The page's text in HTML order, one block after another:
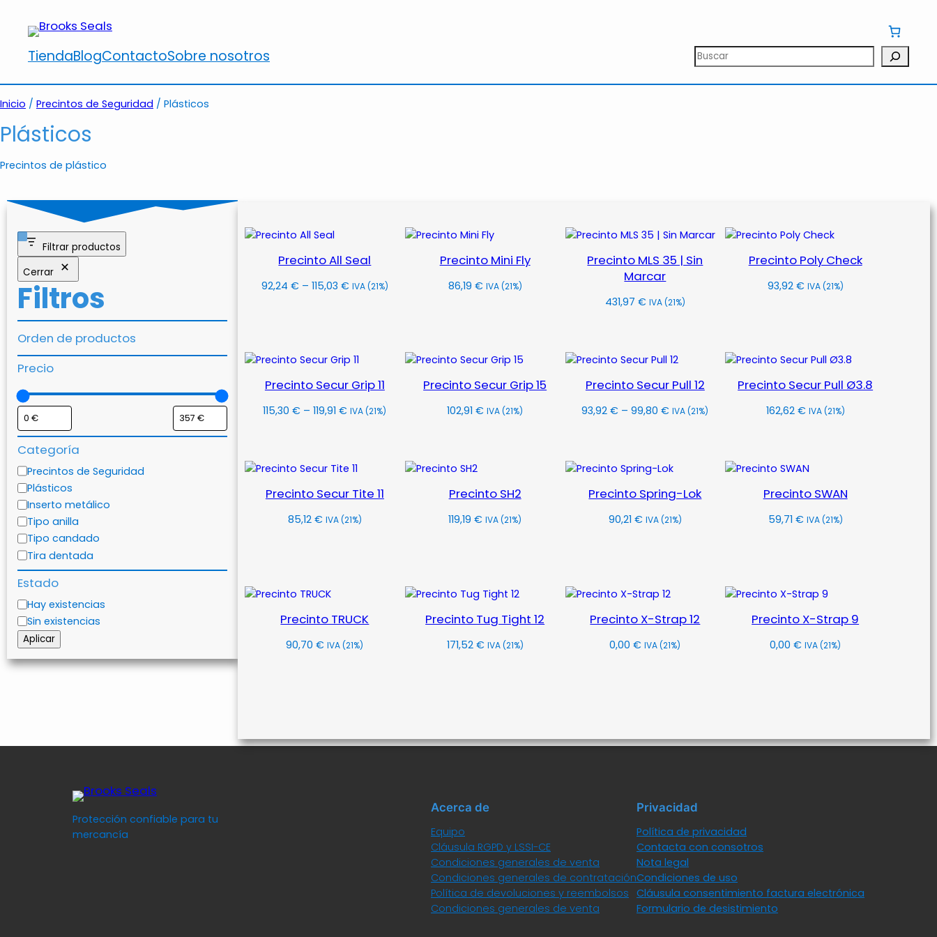
TiendaBlogContactoSobre nosotros Buscar
Inicio / Precintos de Seguridad / Plásticos
Plásticos
Precintos de plástico
Filtrar productos
Cerrar
Filtros
Orden de productos
Precio
Categoría
Categoría
Precintos de Seguridad
Plásticos
Inserto metálico
Tipo anilla
Tipo candado
Tira dentada
Estado
Estado
Hay existencias
Sin existencias
Aplicar
Precinto All Seal
92,24 € – 115,03 €Rango
hasta
115,03 €
IVA (21%)
Precinto Mini Fly
86,19 € IVA (21%)
Precinto MLS 35 | Sin
Marcar
431,97 € IVA (21%)
Precinto Poly Check
93,92 € IVA (21%)
Precinto Secur Grip 11
115,30€ – 119,91€Rango
115,30 €
hasta
119,91 €
IVA (21%)
Precinto Secur Grip 15
102,91€ IVA (21%)
Precinto Secur Pull 12
93,92€ – 99,80€Rango
93,92 €
hasta
99,80 €
IVA (21%)
Precinto Secur Pull Ø3.8
162,62 € IVA (21%)
Precinto Secur Tite 11
85,12 € IVA (21%)
Precinto SH2
119,19€ IVA (21%)
Precinto Spring-Lok
90,21 € IVA (21%)
Precinto SWAN
59,71 € IVA (21%)
Precinto TRUCK
90,70€ IVA (21%)
Precinto Tug Tight 12
171,52 € IVA (21%)
Precinto X-Strap 12
0,00€ IVA (21%)
Precinto X-Strap 9
0,00€ IVA (21%)
Protección confiable para tu
mercancía
Acerca de
Equipo
Cláusula RGPD y LSSI-CE
Condiciones generales de venta
Condiciones generales de contratación
Política de devoluciones y reembolsos
Condiciones generales de venta
Privacidad
Política de privacidad
Contacta con consotros
Nota legal
Condiciones de uso
Cláusula consentimiento factura electrónica
Formulario de desistimiento